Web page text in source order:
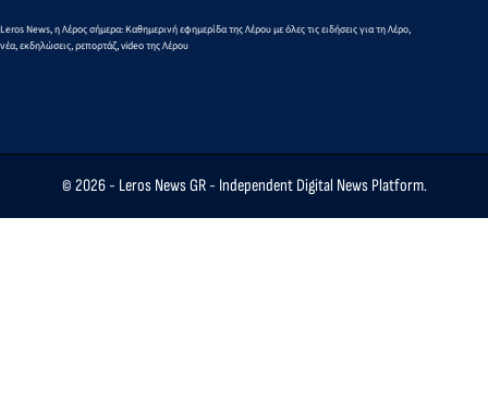
Leros News, η Λέρος σήμερα: Καθημερινή εφημερίδα της Λέρου με όλες τις ειδήσεις για τη Λέρο,
νέα, εκδηλώσεις, ρεπορτάζ, video της Λέρου
© 2026 - Leros News GR- Independent Digital News Platform.